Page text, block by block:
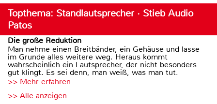
Topthema: Standlautsprecher · Stieb Audio
Patos
Die große Reduktion
Man nehme einen Breitbänder, ein Gehäuse und lasse
im Grunde alles weitere weg. Heraus kommt
wahrscheinlich ein Lautsprecher, der nicht besonders
gut klingt. Es sei denn, man weiß, was man tut.
>> Mehr erfahren
>> Alle anzeigen